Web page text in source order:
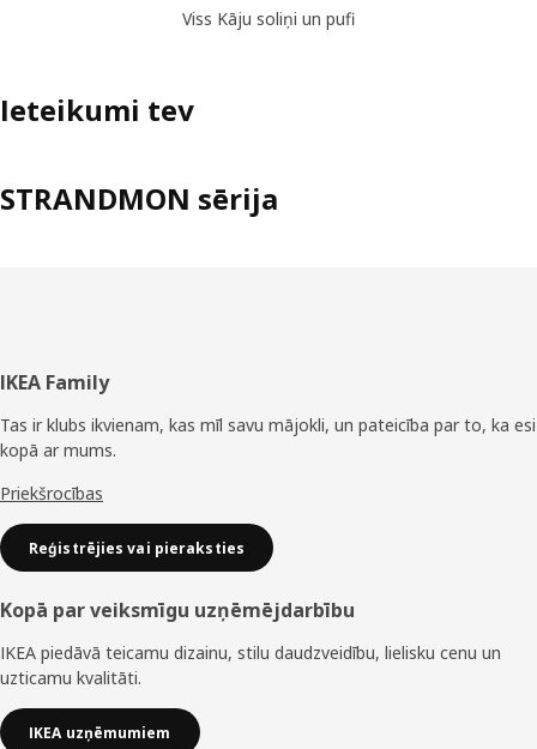
Viss Kāju soliņi un pufi
Ieteikumi tev
STRANDMON sērija
Kājene
IKEA Family
Tas ir klubs ikvienam, kas mīl savu mājokli, un pateicība par to, ka esi
kopā ar mums.
Priekšrocības
Reģistrējies vai pieraksties
Kopā par veiksmīgu uzņēmējdarbību
IKEA piedāvā teicamu dizainu, stilu daudzveidību, lielisku cenu un
uzticamu kvalitāti.
IKEA uzņēmumiem